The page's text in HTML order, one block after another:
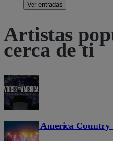
Ver entradas
Artistas
cerca de ti
Voices of America